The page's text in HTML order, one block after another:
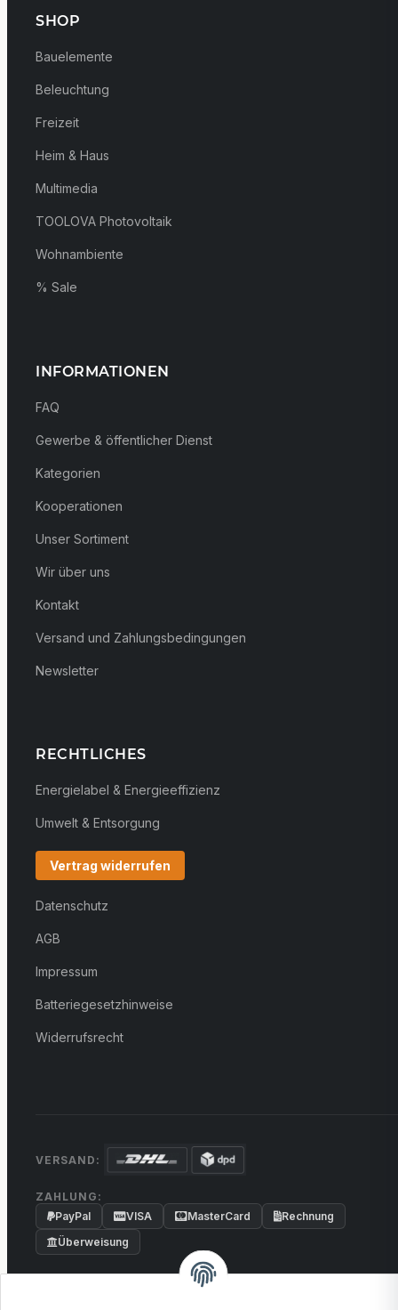
SHOP
Bauelemente
Beleuchtung
Freizeit
Heim & Haus
Multimedia
TOOLOVA Photovoltaik
Wohnambiente
% Sale
INFORMATIONEN
FAQ
Gewerbe & öffentlicher Dienst
Kategorien
Kooperationen
Unser Sortiment
Wir über uns
Kontakt
Versand und Zahlungsbedingungen
Newsletter
RECHTLICHES
Energielabel & Energieeffizienz
Umwelt & Entsorgung
Vertrag widerrufen
Datenschutz
AGB
Impressum
Batteriegesetzhinweise
Widerrufsrecht
VERSAND:
ZAHLUNG:
PayPal
VISA MasterCard
Rechnung
Überweisung
* Alle Preise inkl. gesetzlicher USt., zzgl.Versand